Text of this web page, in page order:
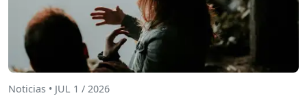
Noticias • JUL 1 / 2026